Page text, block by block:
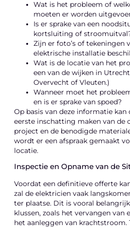
Wat is het probleem of
moeten er worden
Is er sprake van een
kortsluiting of
Zijn er foto’s of tekeningen
elektrische installatie
Wat is de locatie van het
een van de wijken in
Overvecht of Vleuten.)
Wanneer moet het
en is er sprake van spoed?
Op basis van deze informatie kan
eerste inschatting maken van de
project en de benodigde
wordt er een afspraak gemaakt
locatie.
Inspectie en Opname van de
Voordat een definitieve offerte
zal de elektricien vaak
ter plaatse. Dit is vooral
klussen, zoals het vervangen van
het aanleggen van krachtstroom.